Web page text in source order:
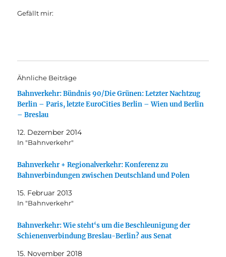
Gefällt mir:
Ähnliche Beiträge
Bahnverkehr: Bündnis 90/Die Grünen: Letzter Nachtzug
Berlin – Paris, letzte EuroCities Berlin – Wien und Berlin
– Breslau
12. Dezember 2014
In "Bahnverkehr"
Bahnverkehr + Regionalverkehr: Konferenz zu
Bahnverbindungen zwischen Deutschland und Polen
15. Februar 2013
In "Bahnverkehr"
Bahnverkehr: Wie steht‘s um die Beschleunigung der
Schienenverbindung Breslau-Berlin? aus Senat
15. November 2018